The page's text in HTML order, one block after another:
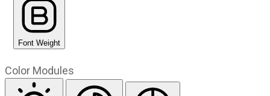
Font Weight
Color Modules